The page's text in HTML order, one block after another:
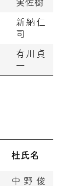
実佐樹
新納仁
司
有川貞
一
杜氏名
中野俊